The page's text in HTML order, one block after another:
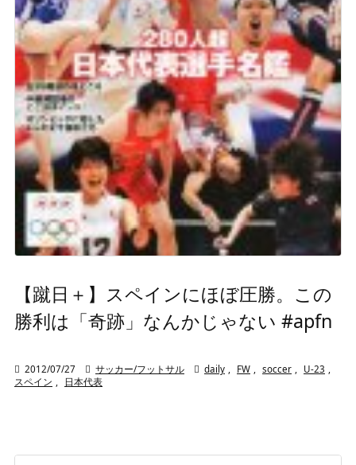
【蹴日＋】スペインにほぼ圧勝。この
勝利は「奇跡」なんかじゃない #apfn
 2012/07/27  サッカー/フットサル  daily FW soccer U-23
スペイン
日本代表